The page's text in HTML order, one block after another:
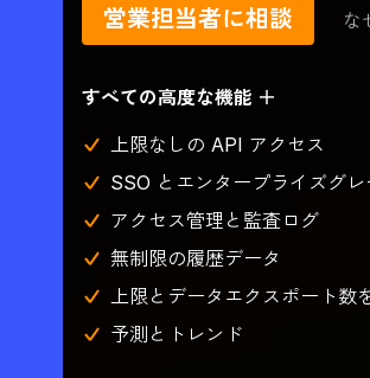
営業担当者に相談 な
すべての高度な機能 ＋
上限なしの API アクセス
SSO とエンタープライズグ
アクセス管理と監査ログ
無制限の履歴データ
上限とデータエクスポート数
予測とトレンド